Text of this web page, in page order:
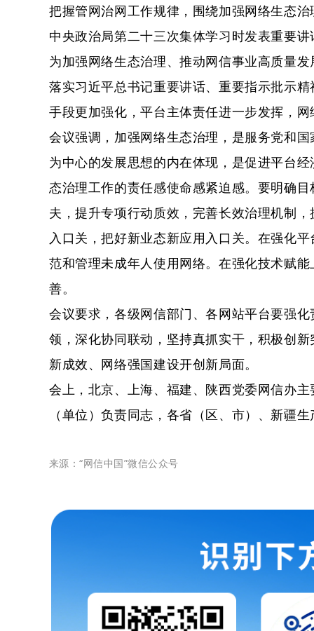
把握管网治网工作规律，围绕加强网络生态
中央政治局第二十三次集体学习时发表重要
为加强网络生态治理、推动网信事业高质量
落实习近平总书记重要讲话、重要指示批示
手段更加强化，平台主体责任进一步发挥，
会议强调，加强网络生态治理，是服务党和
为中心的发展思想的内在体现，是促进平台
态治理工作的责任感使命感紧迫感。要明确
夫，提升专项行动质效，完善长效治理机制
入口关，把好新业态新应用入口关。在强化
范和管理未成年人使用网络。在强化技术赋
善。
会议要求，各级网信部门、各网站平台要强
领，深化协同联动，坚持真抓实干，积极创
新成效、网络强国建设开创新局面。
会上，北京、上海、福建、陕西党委网信办
（单位）负责同志，各省（区、市）、新疆
来源：“网信中国”微信公众号